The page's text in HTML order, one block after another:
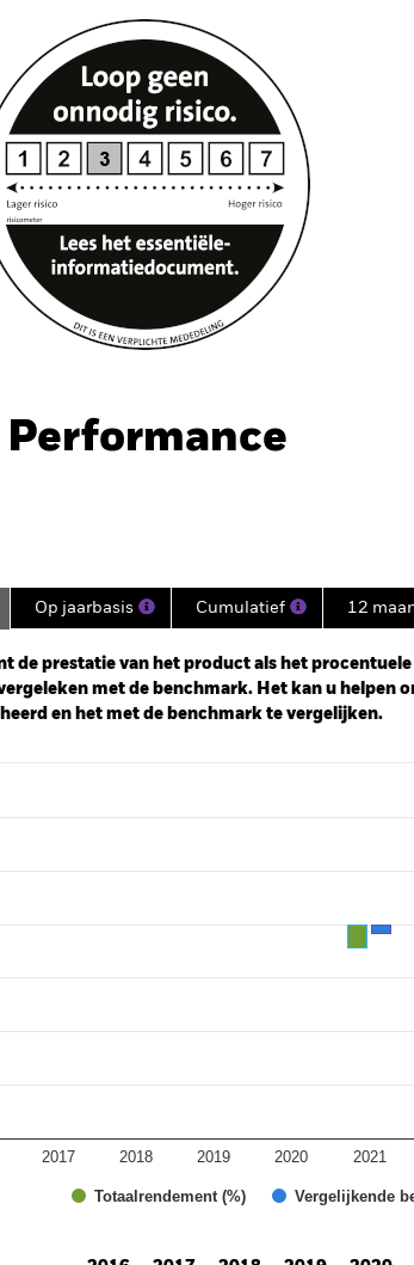
Performance
to 2026-07-31 00:00:00.
Op jaarbasis Cumulatief 12
de prestatie van het product als het
met de benchmark. Het kan u helpen
en het met de benchmark te vergelijken.
series.
displaying Values. Range: -20 to 15.
Totaalrendement (%) Vergelijkende
2017 2018 2019 2020 2021